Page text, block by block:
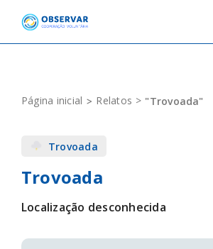
content
EVENTOS
DEFINIÇÕES
F.A.Q.
Página inicial Relatos "Trovoada"
Trovoada
Trovoada
Localização desconhecida